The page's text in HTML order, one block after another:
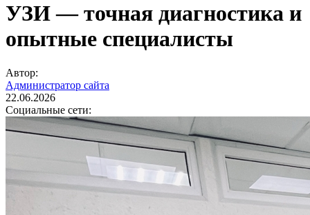
УЗИ — точная диагностика и
опытные специалисты
Автор:
Администратор сайта
22.06.2026
Социальные сети: